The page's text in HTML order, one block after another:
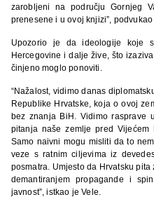
zarobljeni na području Gornjeg
prenesene i u ovoj knjizi”,
Upozorio je da ideologije koje
Hercegovine i dalje žive, što
činjeno moglo ponoviti.
“Nažalost, vidimo danas
Republike Hrvatske, koja o ovoj
bez znanja BiH. Vidimo rasprave
pitanja naše zemlje pred Vijećem
Samo naivni mogu misliti da to
veze s ratnim ciljevima iz
posmatra. Umjesto da Hrvatsku
demantiranjem propagande i
javnost”, istkao je Vele.